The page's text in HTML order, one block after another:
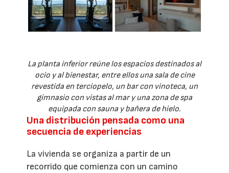
La planta inferior reúne los espacios destinados al
ocio y al bienestar, entre ellos una sala de cine
revestida en terciopelo, un bar con vinoteca, un
gimnasio con vistas al mar y una zona de spa
equipada con sauna y bañera de hielo.
Una distribución pensada como una
secuencia de experiencias
La vivienda se organiza a partir de un
recorrido que comienza con un camino